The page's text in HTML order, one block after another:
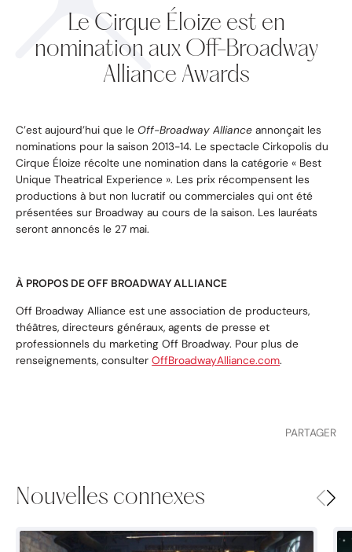
Le Cirque Éloize est en
nomination aux Off-Broadway
Alliance Awards
C’est aujourd’hui que leOff-Broadway Alliance annonçait les
nominations pour la saison 2013-14. Le spectacle Cirkopolis du
Cirque Éloize récolte une nomination dans la catégorie « Best
Unique Theatrical Experience ». Les prix récompensent les
productions à but non lucratif ou commerciales qui ont été
présentées sur Broadway au cours de la saison. Les lauréats
seront annoncés le 27 mai.
À PROPOS DE OFF BROADWAY ALLIANCE
Off Broadway Alliance est une association de producteurs,
théâtres, directeurs généraux, agents de presse et
professionnels du marketing Off Broadway. Pour plus de
renseignements, consulterOffBroadwayAlliance.com.
PARTAGER
Nouvelles connexes